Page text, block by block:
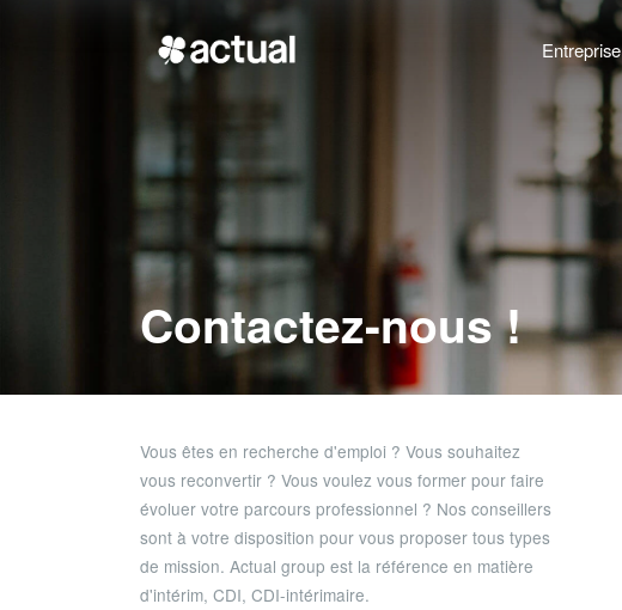
Entreprise
Contactez-nous !
Vous êtes en recherche d'emploi ? Vous souhaitez
vous reconvertir ? Vous voulez vous former pour faire
évoluer votre parcours professionnel ? Nos conseillers
sont à votre disposition pour vous proposer tous types
de mission. Actual group est la référence en matière
d'intérim, CDI, CDI-intérimaire.